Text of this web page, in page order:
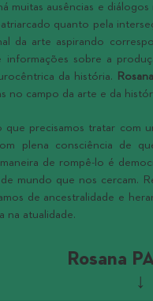
muitas ausências e
quanto pela
da arte aspirando
informações sobre a
da história.
no campo da arte e da
que precisamos tratar com
plena consciência de
de rompê-lo é
mundo que nos cercam.
de ancestralidade e
na atualidade.
Rosana
↓